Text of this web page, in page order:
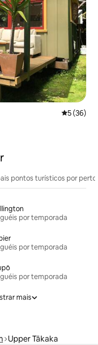
5 de uma
5 (36)
pontos turísticos por perto
por temporada
por temporada
por temporada
mais
Upper Tākaka